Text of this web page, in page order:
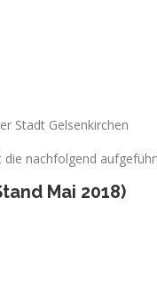
Stadt Gelsenkirchen
nachfolgend
Mai 2018)